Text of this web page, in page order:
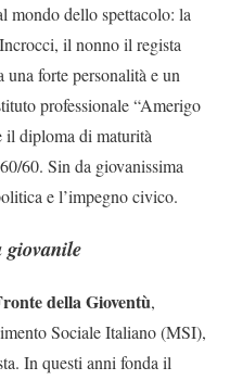
mondo dello spettacolo: la
il nonno il regista
forte personalità e un
professionale “Amerigo
il diploma di maturità
60. Sin da giovanissima
e l’impegno civico.
della Gioventù,
Sociale Italiano (MSI),
In questi anni fonda il